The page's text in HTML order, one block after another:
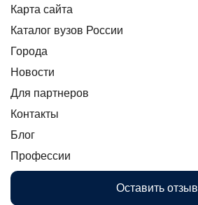
Карта сайта
Каталог вузов России
Города
Новости
Для партнеров
Контакты
Блог
Профессии
Оставить отзыв